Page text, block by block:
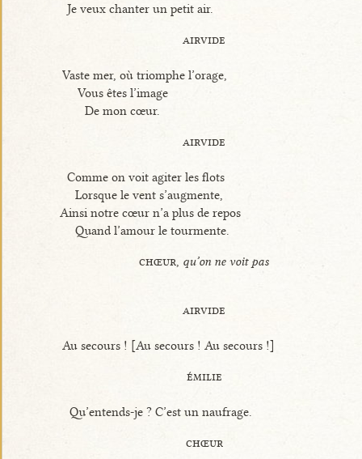
Je veux chanter un petit air.
airvide
Vaste mer, où triomphe l’orage,
Vous êtes l’image
De mon cœur.
airvide
Comme on voit agiter les flots
Lorsque le vent s’augmente,
Ainsi notre cœur n’a plus de repos
Quand l’amour le tourmente.
chœur, qu’on ne voit pas
airvide
Au secours ! [Au secours ! Au secours !]
émilie
Qu’entends-je ? C’est un naufrage.
chœur